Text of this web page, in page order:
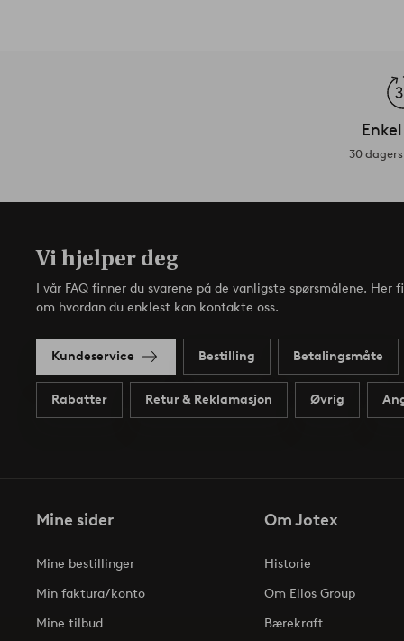
30
Vi hjelper deg
I vår FAQ finner du svarene på de vanligste spørsmålene. Her
om hvordan du enklest kan kontakte oss.
Kundeservice Bestilling Betalingsmåte
Rabatter Retur & Reklamasjon Øvrig
Mine sider
Mine bestillinger
Min faktura/konto
Mine tilbud
Om Jotex
Historie
Om Ellos Group
Bærekraft